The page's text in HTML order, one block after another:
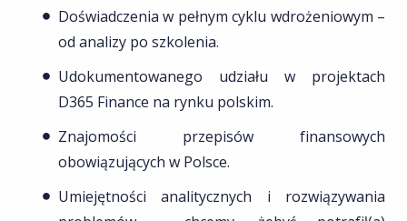
Doświadczenia w pełnym cyklu wdrożeniowym –
od analizy po szkolenia.
Udokumentowanego udziału w projektach
D365 Finance na rynku polskim.
Znajomości przepisów finansowych
obowiązujących w Polsce.
Umiejętności analitycznych i rozwiązywania